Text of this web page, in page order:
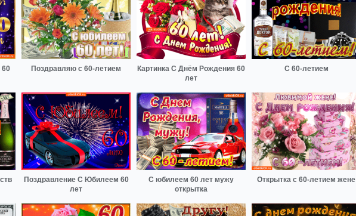
Поздравляю с 60-летием
Картинка С Днём Рождения 60
лет
С 60-летием
Поздравление С Юбилеем 60
лет
С юбилеем 60 лет мужу
открытка
Открытка с 60-летием жене